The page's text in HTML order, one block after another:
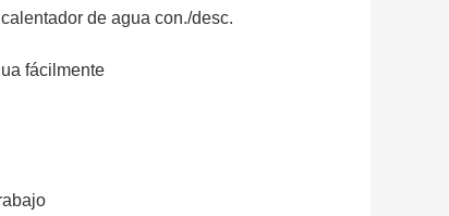
de agua con./desc.
fácilmente